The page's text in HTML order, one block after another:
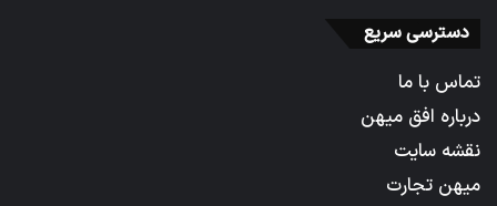
دسترسی سریع
تماس با ما
درباره افق میهن
نقشه سایت
میهن تجارت